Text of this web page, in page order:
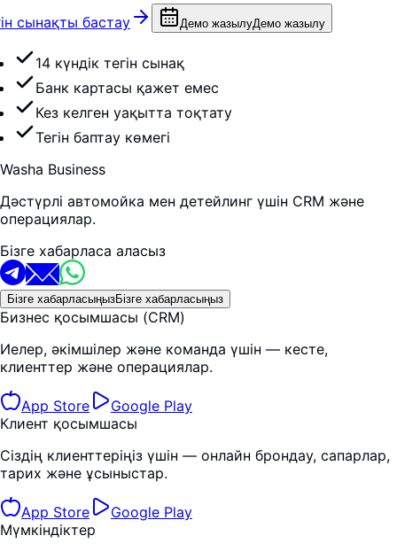
сынақты бастау Демо жазылуДемо жазылу
14 күндік тегін сынақ
Банк картасы қажет емес
Кез келген уақытта тоқтату
Тегін баптау көмегі
Washa Business
Дәстүрлі автомойка мен детейлинг үшін CRM және
операциялар.
Бізге хабарласа аласыз
Бізге хабарласыңызБізге хабарласыңыз
Бизнес қосымшасы (CRM)
Иелер, әкімшілер және команда үшін — кесте,
клиенттер және операциялар.
App Store
Google Play
Клиент қосымшасы
Сіздің клиенттеріңіз үшін — онлайн брондау, сапарлар,
тарих және ұсыныстар.
App Store
Google Play
Мүмкіндіктер